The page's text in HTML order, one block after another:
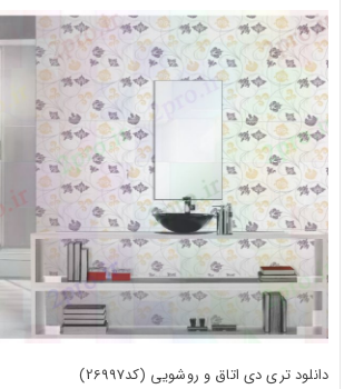
دانلود تری دی اتاق و روشویی (کد26997)